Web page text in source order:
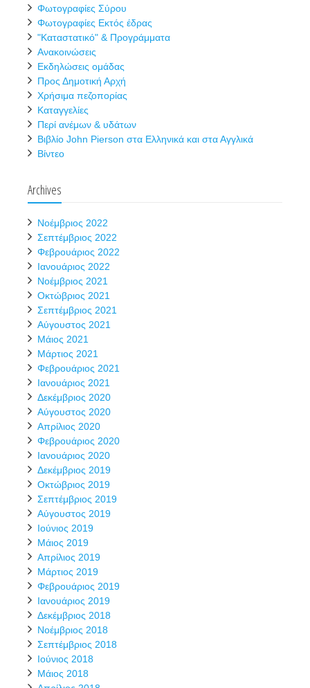
Φωτογραφίες Σύρου
Φωτογραφίες Εκτός έδρας
"Καταστατικό" & Προγράμματα
Ανακοινώσεις
Εκδηλώσεις ομάδας
Προς Δημοτική Αρχή
Χρήσιμα πεζοπορίας
Καταγγελίες
Περί ανέμων & υδάτων
Βιβλίο John Pierson στα Ελληνικά και στα Αγγλικά
Βίντεο
Archives
Νοέμβριος 2022
Σεπτέμβριος 2022
Φεβρουάριος 2022
Ιανουάριος 2022
Νοέμβριος 2021
Οκτώβριος 2021
Σεπτέμβριος 2021
Αύγουστος 2021
Μάιος 2021
Μάρτιος 2021
Φεβρουάριος 2021
Ιανουάριος 2021
Δεκέμβριος 2020
Αύγουστος 2020
Απρίλιος 2020
Φεβρουάριος 2020
Ιανουάριος 2020
Δεκέμβριος 2019
Οκτώβριος 2019
Σεπτέμβριος 2019
Αύγουστος 2019
Ιούνιος 2019
Μάιος 2019
Απρίλιος 2019
Μάρτιος 2019
Φεβρουάριος 2019
Ιανουάριος 2019
Δεκέμβριος 2018
Νοέμβριος 2018
Σεπτέμβριος 2018
Ιούνιος 2018
Μάιος 2018